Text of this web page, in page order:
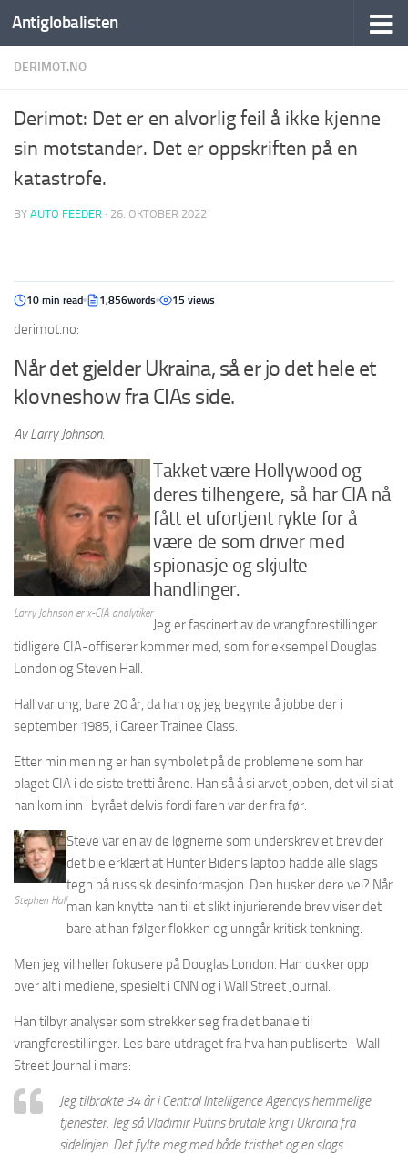
Antiglobalisten
DERIMOT.NO
Derimot: Det er en alvorlig feil å ikke kjenne
sin motstander. Det er oppskriften på en
katastrofe.
BY AUTO FEEDER · 26. OKTOBER 2022
10 min read 1,856words 15 views
derimot.no:
Når det gjelder Ukraina, så er jo det hele et
klovneshow fra CIAs side.
Av Larry Johnson.
Larry Johnson er x-CIA analytiker
Takket være Hollywood og
deres tilhengere, så har CIA nå
fått et ufortjent rykte for å
være de som driver med
spionasje og skjulte
handlinger.
Jeg er fascinert av de vrangforestillinger
tidligere CIA-offiserer kommer med, som for eksempel Douglas
London og Steven Hall.
Hall var ung, bare 20 år, da han og jeg begynte å jobbe der i
september 1985, i Career Trainee Class.
Etter min mening er han symbolet på de problemene som har
plaget CIA i de siste tretti årene. Han så å si arvet jobben, det vil si at
han kom inn i byrået delvis fordi faren var der fra før.
Stephen Hall
Steve var en av de løgnerne som underskrev et brev der
det ble erklært at Hunter Bidens laptop hadde alle slags
tegn på russisk desinformasjon. Den husker dere vel? Når
man kan knytte han til et slikt injurierende brev viser det
bare at han følger flokken og unngår kritisk tenkning.
Men jeg vil heller fokusere på Douglas London. Han dukker opp
over alt i mediene, spesielt i CNN og i Wall Street Journal.
Han tilbyr analyser som strekker seg fra det banale til
vrangforestillinger. Les bare utdraget fra hva han publiserte i Wall
Street Journal i mars:
Jeg tilbrakte 34 år i Central Intelligence Agencys hemmelige
tjenester. Jeg så Vladimir Putins brutale krig i Ukraina fra
sidelinjen. Det fylte meg med både tristhet og en slags